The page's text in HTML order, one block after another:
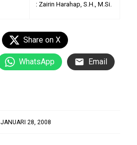
: Zairin Harahap, S.H., M.Si.
Share on X
WhatsApp Email
JANUARI 28, 2008